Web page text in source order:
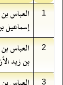
1 العباس
إسماعيل
2 العباس
بن زيد
3